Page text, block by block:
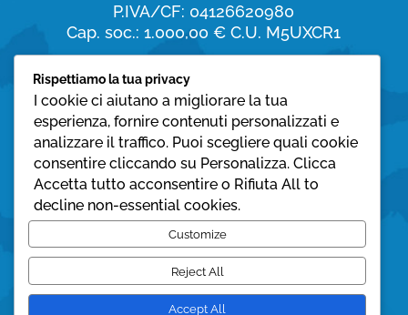
P.IVA/CF: 04126620980
Cap. soc.: 1.000,00 €C.U. M5UXCR1
Orari di apertura
dal Lunedì al Sabato:
8:30 – 19:30
Domenica:
08:30 – 12:30
Privacy policy
Cookie policy
Rispettiamo la tua privacy
I cookie ci aiutano a migliorare la tua
esperienza, fornire contenuti personalizzati e
analizzare il traffico. Puoi scegliere quali cookie
consentire cliccando su Personalizza. Clicca
Accetta tutto acconsentire o Rifiuta All to
decline non-essential cookies.
Customize
Reject All
Accept All